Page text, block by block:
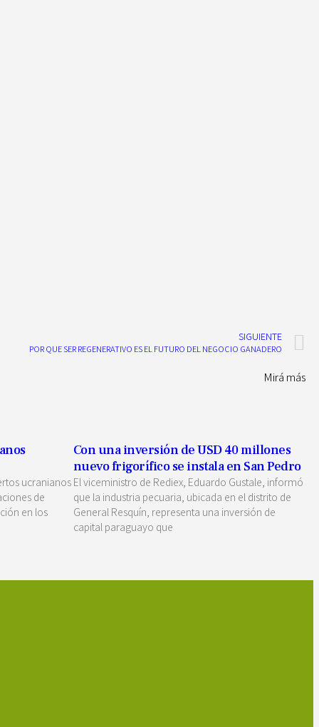
SIGUIENTE
POR QUE SER REGENERATIVO ES EL FUTURO DEL NEGOCIO GANADERO
Mirá más
ucranianos
de
en los
Con una inversión de USD 40 millones
nuevo frigorífico se instala en San Pedro
El viceministro de Rediex, Eduardo Gustale, informó
que la industria pecuaria, ubicada en el distrito de
General Resquín, representa una inversión de
capital paraguayo que